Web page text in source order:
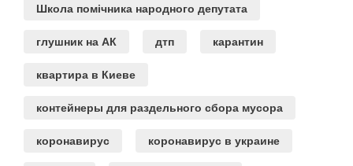
Школа помічника народного депутата
глушник на АК дтп карантин
квартира в Киеве
контейнеры для раздельного сбора мусора
коронавирус коронавирус в украине